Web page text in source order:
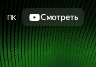
ПК Смотреть